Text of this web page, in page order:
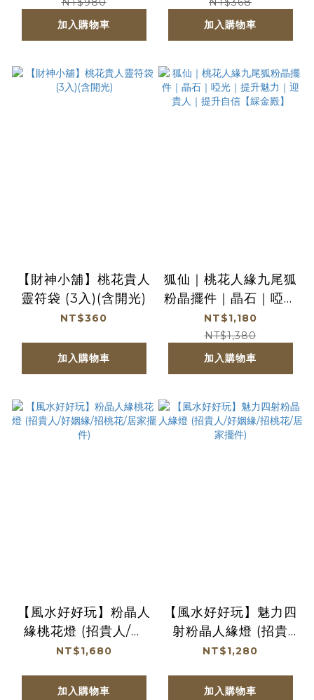
加入購物車
加入購物車
【財神小舖】桃花貴人
靈符袋 (3入)(含開光)
NT$360
加入購物車
狐仙｜桃花人緣九尾狐
粉晶擺件｜晶石｜啞光
｜提升魅力｜迎貴人｜
提升自信【綵金殿】
NT$1,180
NT$1,380
加入購物車
【風水好好玩】粉晶人
緣桃花燈 (招貴人/好
姻緣/招桃花/居家擺
NT$1,680
加入購物車
【風水好好玩】魅力四
射粉晶人緣燈 (招貴
人/好姻緣/招桃花/居
NT$1,280
加入購物車